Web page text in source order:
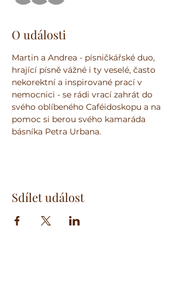
O události
Martin a Andrea - písničkářské duo,
hrající písně vážné i ty veselé, často
nekorektní a inspirované prací v
nemocnici - se rádi vrací zahrát do
svého oblíbeného Caféidoskopu a na
pomoc si berou svého kamaráda
básníka Petra Urbana.
Sdílet událost